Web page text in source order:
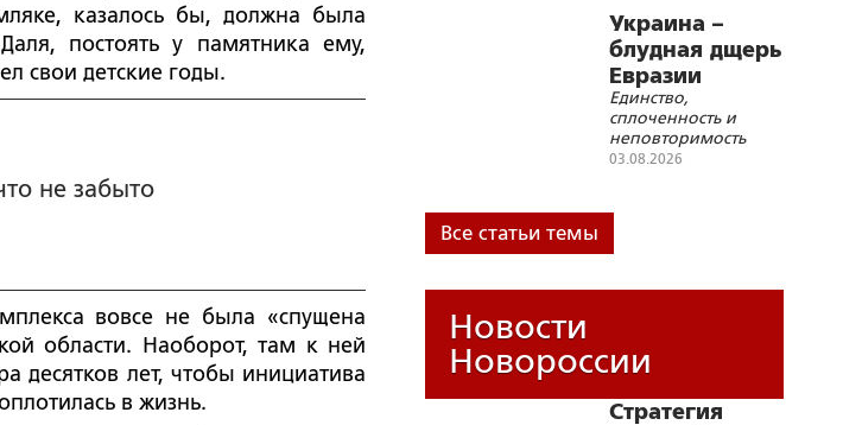
казалось бы, должна была
постоять у памятника ему,
свои детские годы.
не забыто
вовсе не была «спущена
области. Наоборот, там к ней
десятков лет, чтобы инициатива
в жизнь.
Днепру или по Збручу,
российские войска
могут продвинуться
очень далеко, пока
будут приниматься
условия капитуляции
Украина –
блудная дщерь
Евразии
Единство,
сплоченность и
неповторимость
всех евразийских
существования и
веке
03.08.2026
Все статьи темы
Новости
Новороссии
Стратегия